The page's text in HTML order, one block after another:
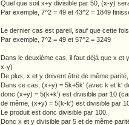
Quel que soit x+y divisible par 50, (x-y)
Par exemple, 7^2 = 49 et 43^2 = 1849
Le dernier cas est pareil, sauf que cette
Par exemple, 7^2 = 49 et 57^2 = 3249
Dans le deuxième cas, il faut déjà que x
x-y)
De plus, x et y doivent être de même
Dans ce cas, (x+y) = 5k+5k' (avec k et k'
donc (x+y) = 5(k+k') est divisible par 10
de même, (x+y) = 5(k-k') est divisible par
Le produit est donc divisible par 100.
Donc x et y divisible par 5 et de même